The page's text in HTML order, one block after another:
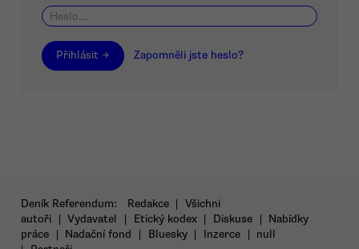
Přihlásit → Zapomněli jste heslo?
Deník Referendum: Redakce | Všichni
autoři | Vydavatel | Etický kodex | Diskuse | Nabídky
práce | Nadační fond | Bluesky | Inzerce | null